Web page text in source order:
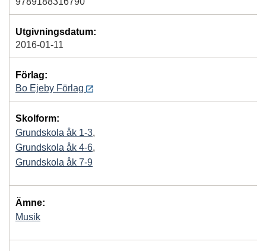
Utgivningsdatum:
2016-01-11
Förlag:
Bo Ejeby Förlag
Skolform:
Grundskola åk 1-3,
Grundskola åk 4-6,
Grundskola åk 7-9
Ämne:
Musik